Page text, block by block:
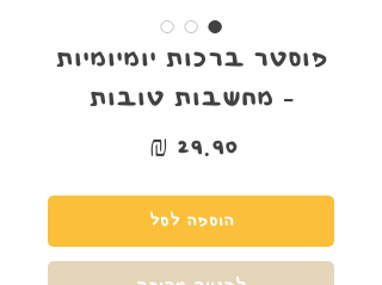
פוסטר ברכות יומיומיות
- מחשבות טובות
הוספה לסל